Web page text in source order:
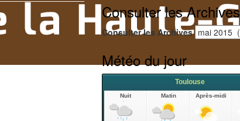
Consulter les Archives
Consulter les Archives
Météo du jour